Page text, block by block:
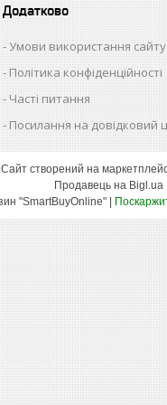
Додатково
Умови використання сайту
Політика конфіденційності
Часті питання
Посилання на довідковий
Сайт створений на
Продавець на Bigl.ua